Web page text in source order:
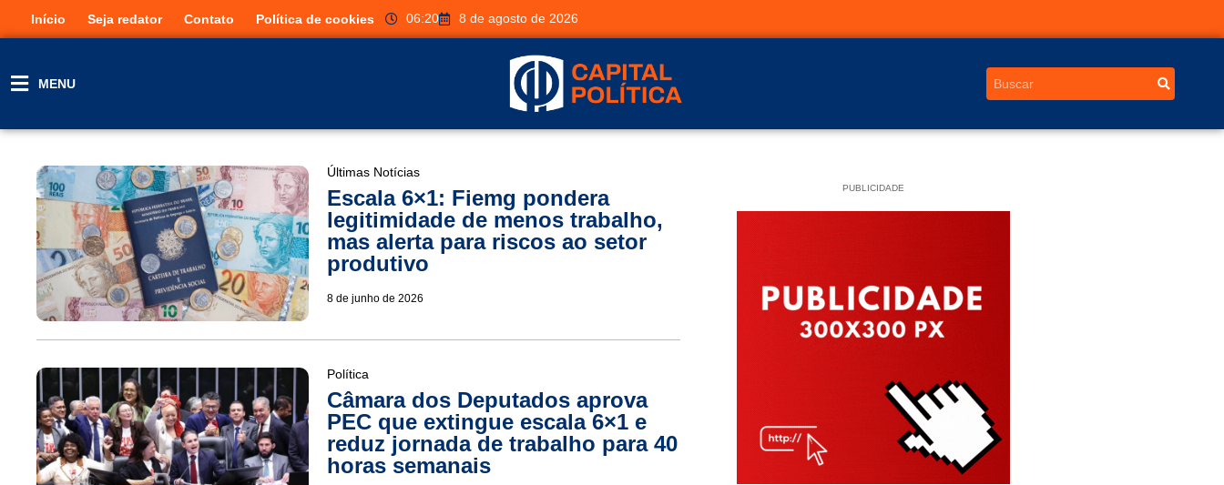
Início Seja redator Contato Política de cookies 06:20 8 de agosto de 2026
MENU
Últimas Notícias
Escala 6×1: Fiemg pondera
legitimidade de menos trabalho,
mas alerta para riscos ao setor
produtivo
8 de junho de 2026
Política
Câmara dos Deputados aprova
PEC que extingue escala 6×1 e
reduz jornada de trabalho para 40
horas semanais
PUBLICIDADE